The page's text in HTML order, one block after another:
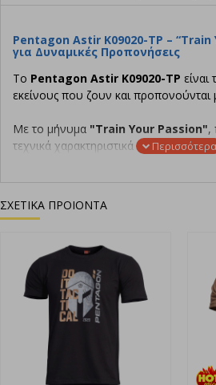
Pentagon Astir K09020-TP – “Train
για Δυναμικές Προπονήσεις
Το Pentagon Astir K09020-TP
εκείνους που ζουν και προπονούνται
Με το μήνυμα "Train Your Passion",
τεχνικά χαρακτηριστικά για αθλητική
Ύφασμα:Ανθεκτικό, βαμβακερό
στήθος
Αναπνεύσιμο, μαλακό
Κατάλληλο για:
Γυμναστήριο,
Δείξε τη φιλοσοφία σου στην
ΣΧΕΤΙΚΑ ΠΡΟΙΟΝΤΑ